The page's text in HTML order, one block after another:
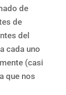
de
de
del
cada uno
(casi
que nos